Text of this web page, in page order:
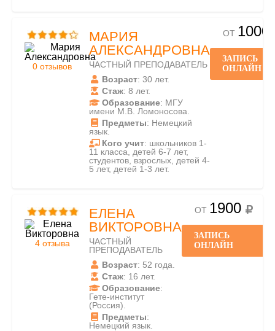
0 отзывов
МАРИЯ
АЛЕКСАНДРОВНА
ЧАСТНЫЙ ПРЕПОДАВАТЕЛЬ
Возраст: 30 лет.
Стаж: 8 лет.
Образование: МГУ
имени М.В. Ломоносова.
Предметы: Немецкий
язык.
Кого учит: школьников 1-
11 класса, детей 6-7 лет,
студентов, взрослых, детей 4-
5 лет, детей 1-3 лет.
ОТ 1000
ЗАПИСЬ
ОНЛАЙН
4 отзыва
ЕЛЕНА
ВИКТОРОВНА
ЧАСТНЫЙ
ПРЕПОДАВАТЕЛЬ
Возраст: 52 года.
Стаж: 16 лет.
Образование:
Гете-институт
(Россия).
Предметы:
Немецкий язык.
ОТ 1900
ЗАПИСЬ
ОНЛАЙН